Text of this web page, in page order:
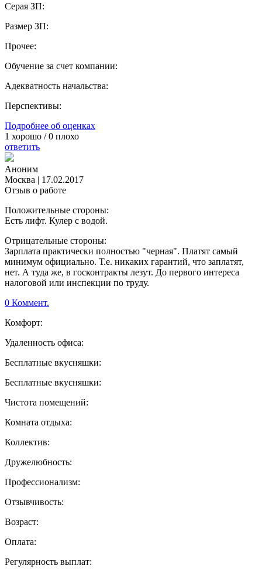
Серая ЗП:
Размер ЗП:
Прочее:
Обучение за счет компании:
Адекватность начальства:
Перспективы:
Подробнее об оценках
1 хорошо /0 плохо
ответить
Аноним
Москва | 17.02.2017
Отзыв о работе
Положительные стороны:
Есть лифт. Кулер с водой.
Отрицательные стороны:
Зарплата практически полностью "черная". Платят самый
минимум официально. Т.е. никаких гарантий, что заплатят,
нет. А туда же, в госконтракты лезут. До первого интереса
налоговой или инспекции по труду.
0 Коммент.
Комфорт:
Удаленность офиса:
Бесплатные вкусняшки:
Бесплатные вкусняшки:
Чистота помещений:
Комната отдыха:
Коллектив:
Дружелюбность:
Профессионализм:
Отзывчивость:
Возраст:
Оплата:
Регулярность выплат: